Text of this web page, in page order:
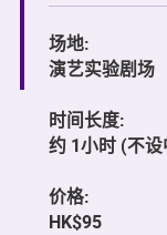
场地:
演艺实验剧场
时间长度:
约 1小时 (不
价格:
HK$95